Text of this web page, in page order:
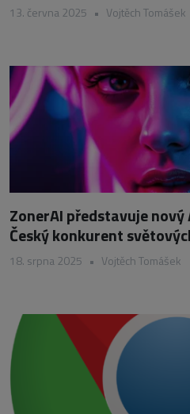
13. června 2025 • Vojtěch Tomášek
ZonerAI představuje
Český konkurent
18. srpna 2025 • Vojtěch Tomášek